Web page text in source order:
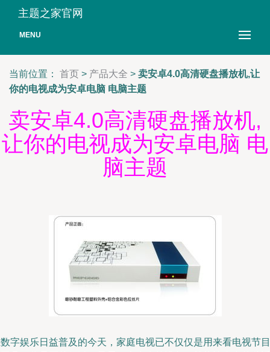
主题之家官网
MENU
当前位置： 首页 > 产品大全 > 卖安卓4.0高清硬盘播放机,让
你的电视成为安卓电脑 电脑主题
卖安卓4.0高清硬盘播放机,
让你的电视成为安卓电脑 电
脑主题
字娱乐日益普及的今天，家庭电视已不仅仅是用来看电视节目